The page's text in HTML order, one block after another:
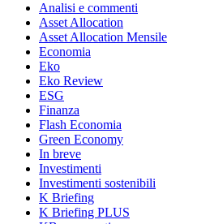
Analisi e commenti
Asset Allocation
Asset Allocation Mensile
Economia
Eko
Eko Review
ESG
Finanza
Flash Economia
Green Economy
In breve
Investimenti
Investimenti sostenibili
K Briefing
K Briefing PLUS